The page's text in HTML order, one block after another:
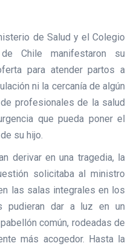
de Salud y el Colegio
Chile manifestaron su
para atender partos a
ni la cercanía de algún
profesionales de la salud
que pueda poner el
su hijo.
derivar en una tragedia, la
solicitaba al ministro
las salas integrales en los
pudieran dar a luz en un
común, rodeadas de
más acogedor. Hasta la